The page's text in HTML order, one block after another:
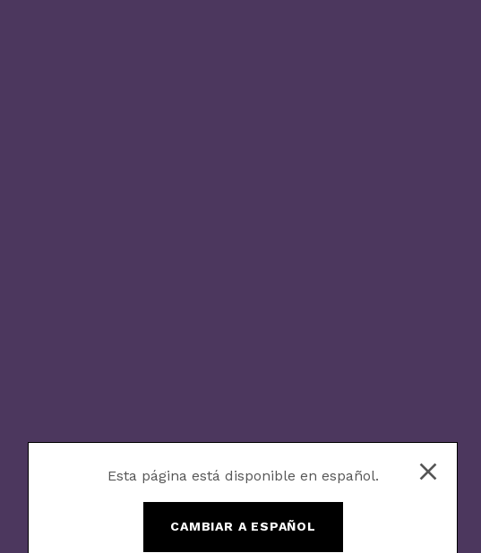
Esta página está disponible en español.
CAMBIAR A ESPAÑOL